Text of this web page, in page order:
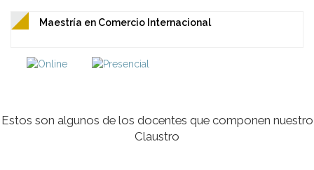
Maestría en Comercio Internacional
Estos son algunos de los docentes que componen nuestro
Claustro